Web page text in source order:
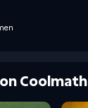
Coolmath